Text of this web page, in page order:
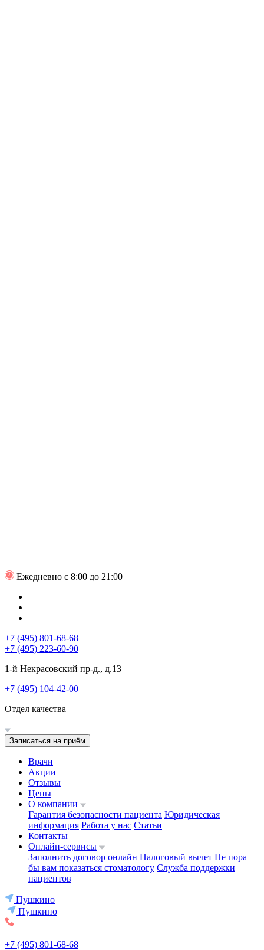
Ежедневно с 8:00 до 21:00
+7 (495) 801-68-68
+7 (495) 223-60-90
1-й Некрасовский пр-д., д.13
+7 (495) 104-42-00
Отдел качества
Записаться на приём
Врачи
Акции
Отзывы
Цены
О компании
Гарантия безопасности пациента Юридическая
информация Работа у нас Статьи
Контакты
Онлайн-сервисы
Заполнить договор онлайн Налоговый вычет Не пора
бы вам показаться стоматологу Служба поддержки
пациентов
Пушкино
Пушкино
+7 (495) 801-68-68